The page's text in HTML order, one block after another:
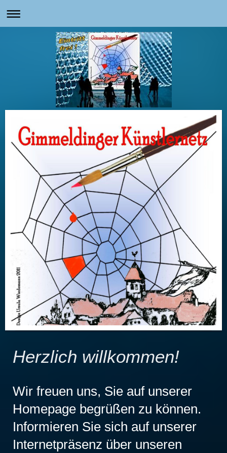
Herzlich willkommen!
Wir freuen uns, Sie auf unserer
Homepage begrüßen zu können.
Informieren Sie sich auf unserer
Internetpräsenz über unseren